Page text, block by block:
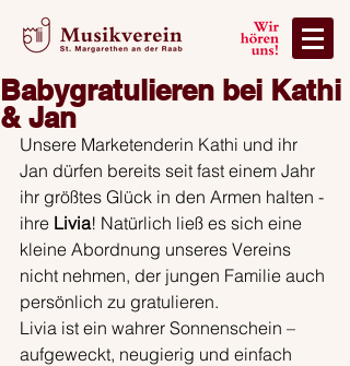
Babygratulieren bei Kathi
& Jan
Unsere Marketenderin Kathi und ihr
Jan dürfen bereits seit fast einem Jahr
ihr größtes Glück in den Armen halten -
ihre Livia! Natürlich ließ es sich eine
kleine Abordnung unseres Vereins
nicht nehmen, der jungen Familie auch
persönlich zu gratulieren.
Livia ist ein wahrer Sonnenschein –
aufgeweckt, neugierig und einfach